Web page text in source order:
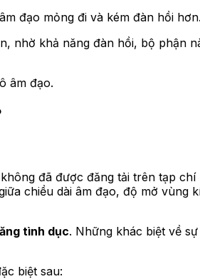
đạo mỏng đi và kém đàn hồi hơn.
khả năng đàn hồi, bộ phận
âm đạo.
đã được đăng tải trên tạp chí
chiều dài âm đạo, độ mở vùng
tình dục. Những khác biệt về
biệt sau: